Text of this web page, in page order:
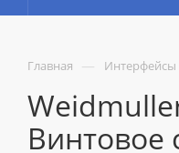
Главная — Интерфейсы
Винтовое